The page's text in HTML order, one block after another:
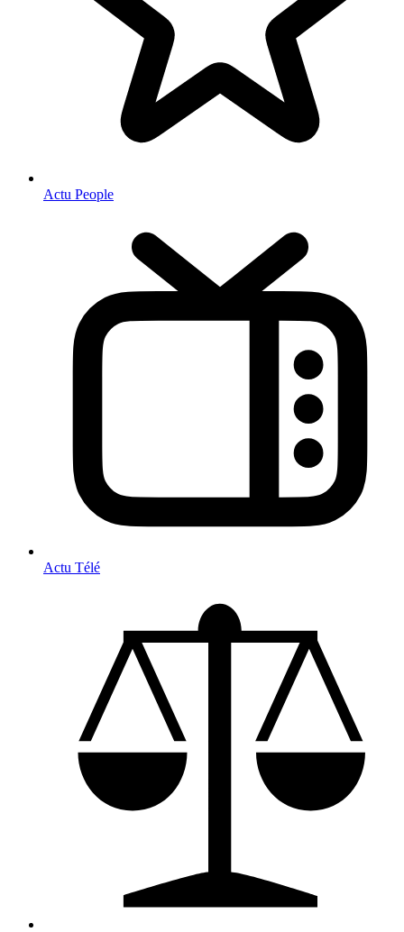
Actu People
Actu Télé